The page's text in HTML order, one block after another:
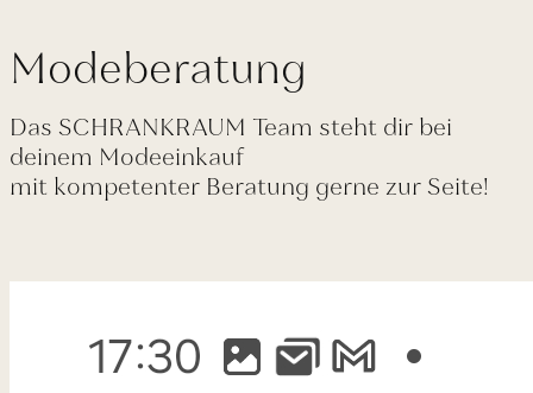
Modeberatung
Das SCHRANKRAUM Team steht dir bei
deinem Modeeinkauf
mit kompetenter Beratung gerne zur Seite!